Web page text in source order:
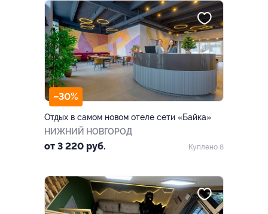
–30%
Отдых в самом новом отеле сети «Байка»
НИЖНИЙ НОВГОРОД
от 3 220 руб. Куплено 8